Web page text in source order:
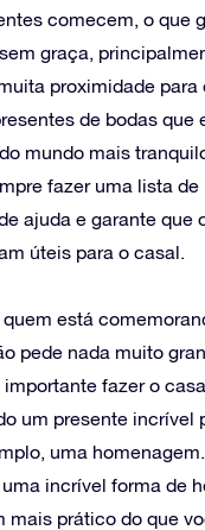
comecem, o que
graça,
proximidade para
de bodas que
mundo mais
fazer uma lista de
ajuda e garante que
úteis para o casal.
está
pede nada muito
fazer o
um presente incrível
uma
incrível forma de
mais prático do que